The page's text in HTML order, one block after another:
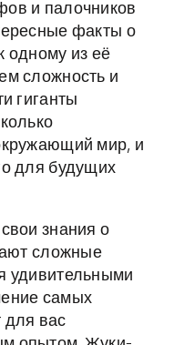
и палочников
факты о
одному из её
сложность и
гиганты
мир, и
для будущих
знания о
сложные
удивительными
самых
для вас